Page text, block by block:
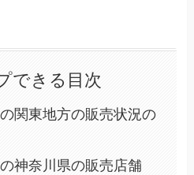
できる目次
関東地方の販売状況の
神奈川県の販売店舗